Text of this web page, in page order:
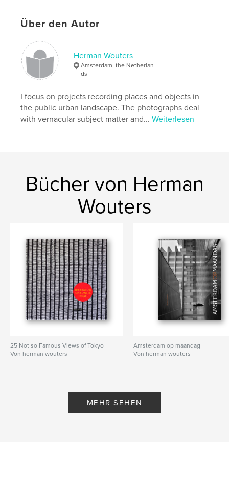
Sprache
hortus
Über den Autor
Herman Wouters
Amsterdam, the Netherlan
ds
I focus on projects recording places and objects in
the public urban landscape. The photographs deal
with vernacular subject matter and...Weiterlesen
Bücher von Herman
Wouters
25 Not so Famous Views of Tokyo
Von herman wouters
Amsterdam op maandag
Von herman wouters
MEHR SEHEN